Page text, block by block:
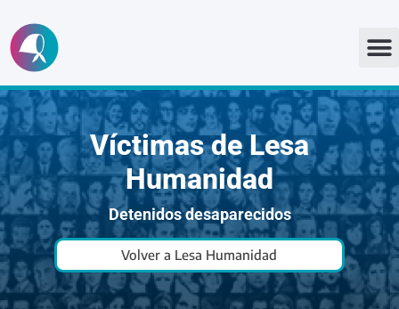
Ir
al
contenido
Víctimas de Lesa
Humanidad
Detenidos desaparecidos
Volver a Lesa Humanidad